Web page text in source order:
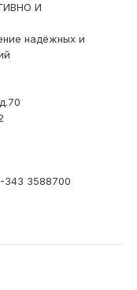
И
надёжных и
343 3588700